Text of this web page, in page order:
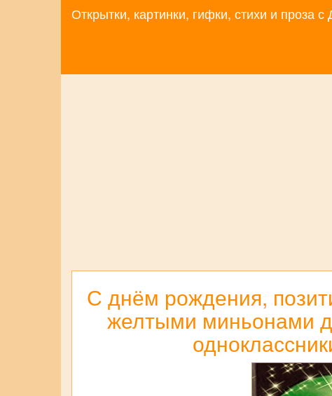
Открытки, картинки, гифки, стихи и
С днём рождения,
желтыми миньонами